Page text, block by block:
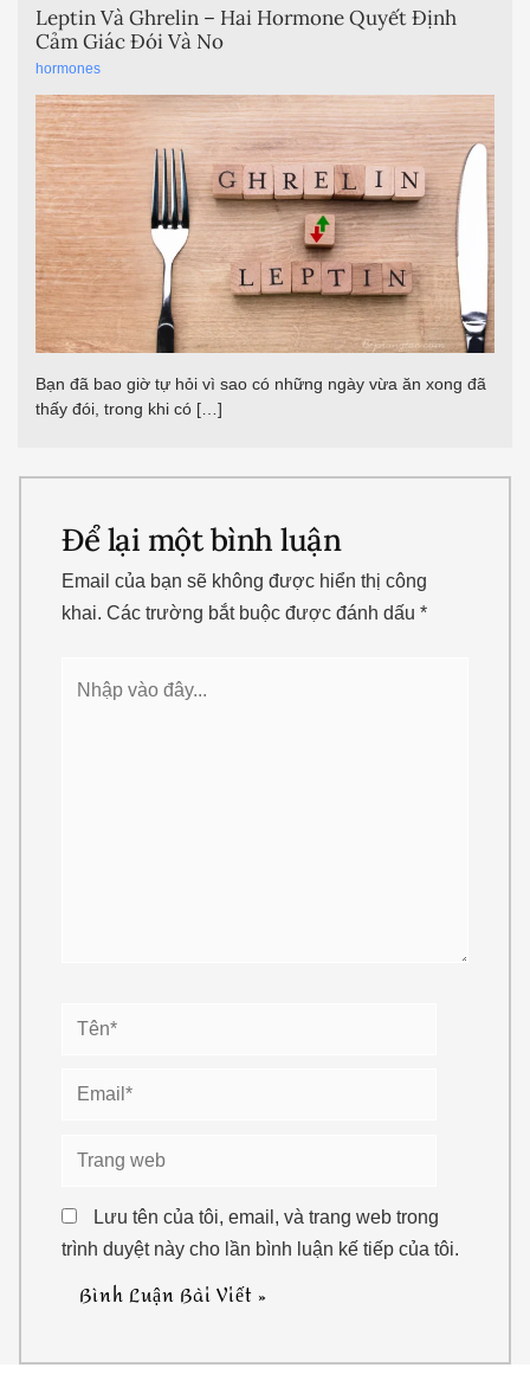
Leptin Và Ghrelin – Hai Hormone Quyết Định
Cảm Giác Đói Và No
hormones
Bạn đã bao giờ tự hỏi vì sao có những ngày vừa ăn xong đã
thấy đói, trong khi có […]
Để lại một bình luận
Email của bạn sẽ không được hiển thị công
khai. Các trường bắt buộc được đánh dấu*
Tên*
Email*
Trang
Lưu tên của tôi, email, và trang web trong
trình duyệt này cho lần bình luận kế tiếp của tôi.